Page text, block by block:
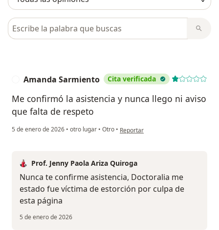
Busca en opiniones
Amanda Sarmiento Cita verificada
Me confirmó la asistencia y nunca llego ni aviso
que falta de respeto
5 de enero de 2026 • otro lugar • Otro • en opinión del usuario Amanda
Reportar
Prof. Jenny Paola Ariza Quiroga
Nunca te confirme asistencia, Doctoralia me
estado fue víctima de estorción por culpa de
esta página
5 de enero de 2026